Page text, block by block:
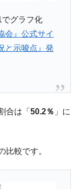
規模のAIデ
ジETFの清算は
ズブズブ沈む。
人をターゲット
グラフ化
会』公式サイ
と示唆点』発
合は「 50.2％ 」に
比較です。